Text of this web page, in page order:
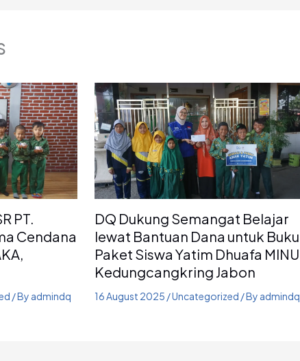
PT.
Cendana
/ By admindq
DQ Dukung Semangat Belajar
lewat Bantuan Dana untuk Buku
Paket Siswa Yatim Dhuafa MINU
Kedungcangkring Jabon
16 August 2025 /Uncategorized / By admindq